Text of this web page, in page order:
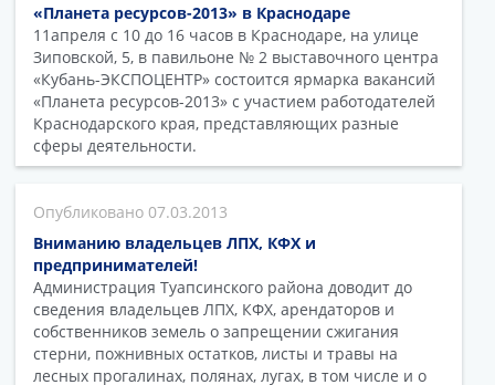
«Планета ресурсов-2013» в Краснодаре
11апреля с 10 до 16 часов в Краснодаре, на улице
Зиповской, 5, в павильоне № 2 выставочного центра
«Кубань-ЭКСПОЦЕНТР» состоится ярмарка вакансий
«Планета ресурсов-2013» с участием работодателей
Краснодарского края, представляющих разные
сферы деятельности.
07.03.2013
Вниманию владельцев ЛПХ, КФХ и
предпринимателей!
Администрация Туапсинского района доводит до
сведения владельцев ЛПХ, КФХ, арендаторов и
собственников земель о запрещении сжигания
стерни, пожнивных остатков, листы и травы на
лесных прогалинах, полянах, лугах, в том числе и о